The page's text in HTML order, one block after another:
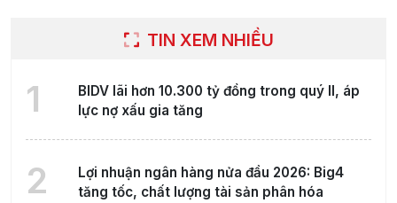
TIN XEM NHIỀU
1
BIDV lãi hơn 10.300 tỷ đồng trong quý II, áp
lực nợ xấu gia tăng
2
Lợi nhuận ngân hàng nửa đầu 2026: Big4
tăng tốc, chất lượng tài sản phân hóa